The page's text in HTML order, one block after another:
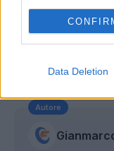
Data Deletion
Autore